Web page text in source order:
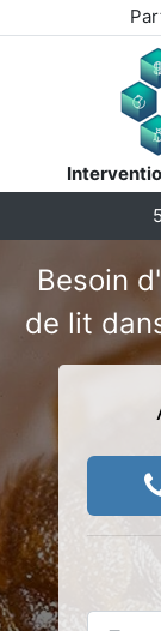
5
Besoin
de lit